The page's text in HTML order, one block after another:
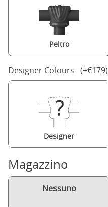
Peltro
Designer Colours (+€179)
Designer
Magazzino
Nessuno